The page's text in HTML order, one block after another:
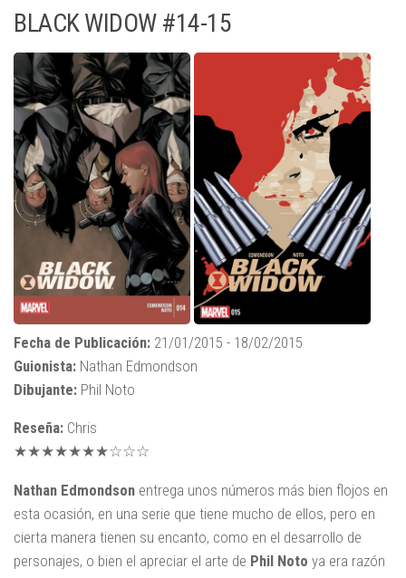
BLACK WIDOW #14-15
Fecha de Publicación: 21/01/2015 - 18/02/2015
Guionista: Nathan Edmondson
Dibujante: Phil Noto
Reseña: Chris
★★★★★★★☆☆☆
Nathan Edmondson entrega unos números más bien flojos en
esta ocasión, en una serie que tiene mucho de ellos, pero en
cierta manera tienen su encanto, como en el desarrollo de
personajes, o bien el apreciar el arte de Phil Noto ya era razón